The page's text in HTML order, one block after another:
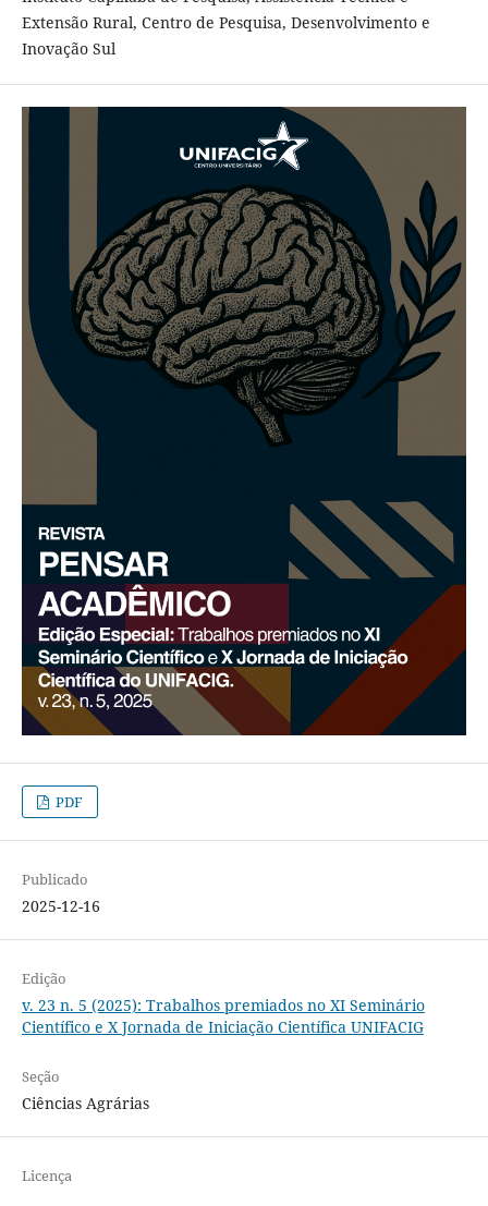
Extensão Rural, Centro de Pesquisa, Desenvolvimento e
Inovação Sul
PDF
Publicado
2025-12-16
Edição
v. 23 n. 5 (2025): Trabalhos premiados no XI Seminário
Científico e X Jornada de Iniciação Científica UNIFACIG
Seção
Ciências Agrárias
Licença